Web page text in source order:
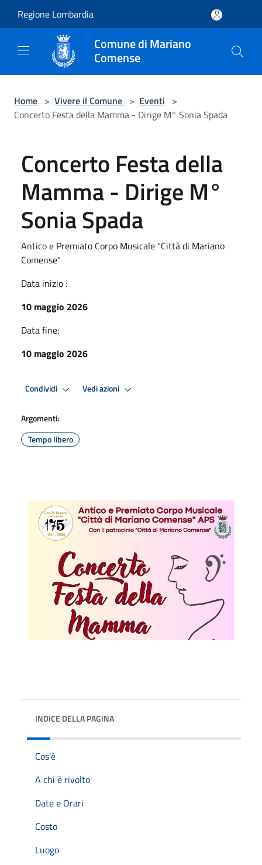
Regione Lombardia
Comune di Mariano
Comense
Home > Vivere il Comune > Eventi >
Concerto Festa della Mamma - Dirige M° Sonia Spada
Concerto Festa della
Mamma - Dirige M°
Sonia Spada
Antico e Premiato Corpo Musicale "Città di Mariano
Comense"
Data inizio :
10 maggio 2026
Data fine:
10 maggio 2026
Condividi Vedi azioni
Argomenti:
Tempo libero
INDICE DELLA PAGINA
Cos'è
A chi è rivolto
Date e Orari
Costo
Luogo